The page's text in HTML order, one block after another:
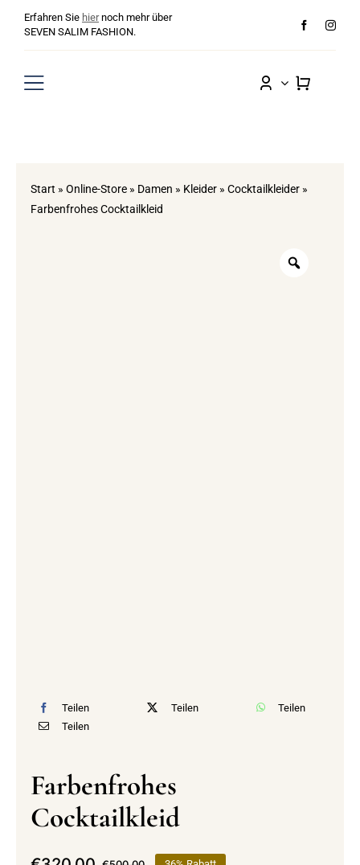
Zum
Inhalt
springen
Erfahren Sie hiernoch mehr über
SEVEN SALIM FASHION.
Toggle
Sale
Start » Online-Store» Damen » Kleider» Cocktailkleider»
Farbenfrohes Cocktailkleid
Teilen Teilen
Teilen
Teilen
Farbenfrohes
Cocktailkleid